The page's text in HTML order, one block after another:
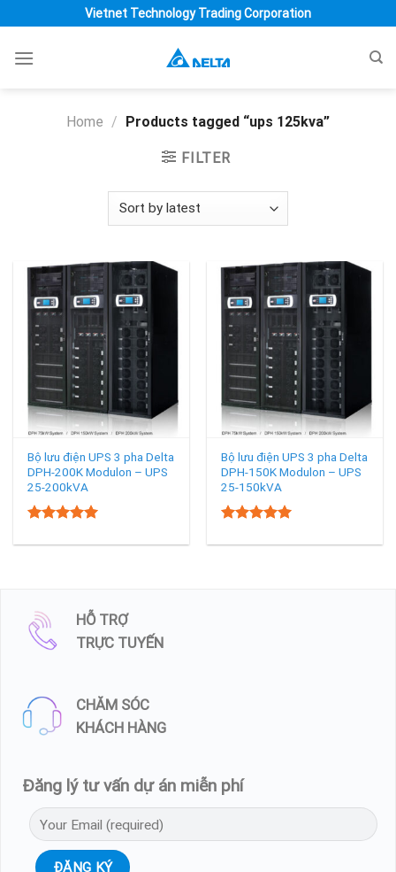
to
content
Vietnet Technology Trading Corporation
Home / Products tagged “ups 125kva”
FILTER
Bộ lưu điện UPS 3 pha Delta
DPH-200K Modulon – UPS
25-200kVA
out of 5
Bộ lưu điện UPS 3 pha Delta
DPH-150K Modulon – UPS
25-150kVA
out of 5
HỖ TRỢ
TRỰC TUYẾN
CHĂM SÓC
KHÁCH HÀNG
Đăng lý tư vấn dự án miễn phí